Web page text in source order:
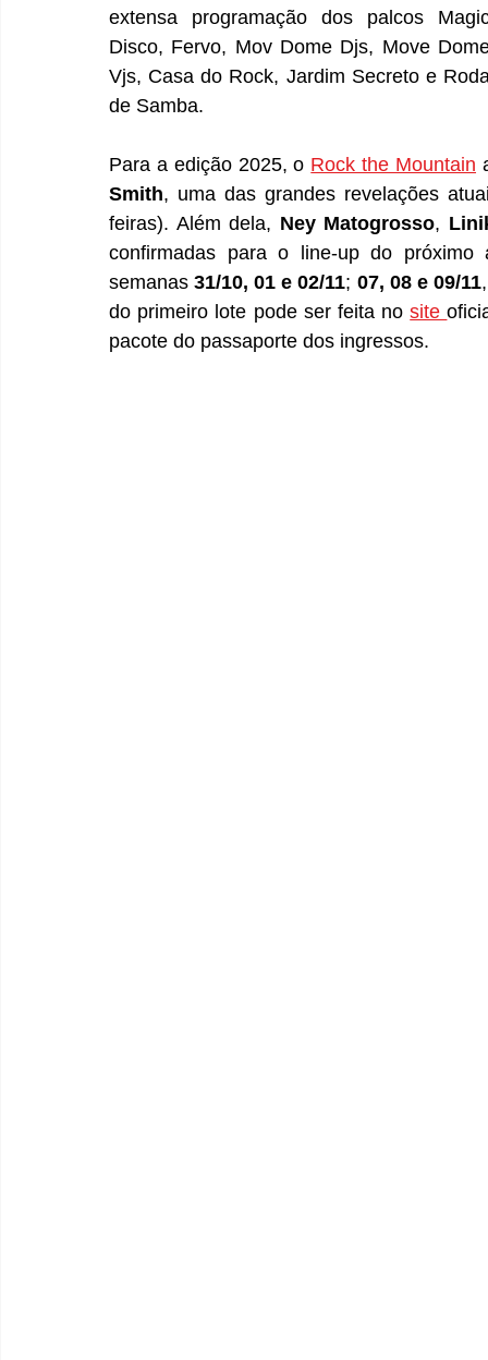
extensa programação dos palcos
Disco, Fervo, Mov Dome Djs, Move
Vjs, Casa do Rock, Jardim Secreto e
de Samba.
Para a edição 2025, o Rock the Mountain
Smith, uma das grandes revelações
feiras). Além dela, Ney Matogrosso,
confirmadas para o line-up do
semanas 31/10, 01 e 02/11; 07, 08 e 09/11
do primeiro lote pode ser feita no site
pacote do passaporte dos ingressos.